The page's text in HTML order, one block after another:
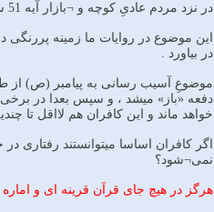
در نزد مردم عادیِ کوچه و ¬بازار آیه 51 سوره قلم آیه رفع چشم¬ زخم است ، و به عبارت دیگر نوعی «حِرز» است ، همان آیه ای که با « و ان یکاد ...» شروع می¬شود .
این موضوع در روایات ما زمینه
در بیاورد .
موضوعِ آسیب رسانی به پیامبر (ص) از
دفعه «باز» میشد ، و سپس بعدا در برخی
خواهد ماند و این کافران هم لااقل تا
اگر کافران اساسا میتوانستند
نمی¬شود؟
هرگز در هیچ جای قرآن قرینه ای و